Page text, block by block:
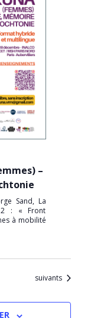
–
Sand, La
: « Front
à mobilité
Évènements
suivants